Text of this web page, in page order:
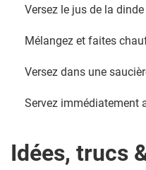
Versez le jus de la
Mélangez et faites
Versez dans une
Servez immédiatement
Idées, trucs